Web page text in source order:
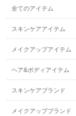
全てのアイテム
スキンケアアイテム
メイクアップアイテム
ヘア&ボディアイテム
スキンケアブランド
メイクアップブランド